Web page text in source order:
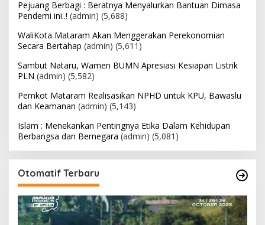
Pejuang Berbagi : Beratnya Menyalurkan Bantuan Dimasa
Pendemi ini..! (admin) (5,688)
WaliKota Mataram Akan Menggerakan Perekonomian
Secara Bertahap (admin) (5,611)
Sambut Nataru, Wamen BUMN Apresiasi Kesiapan Listrik
PLN (admin) (5,582)
Pemkot Mataram Realisasikan NPHD untuk KPU, Bawaslu
dan Keamanan (admin) (5,143)
Islam : Menekankan Pentingnya Etika Dalam Kehidupan
Berbangsa dan Bernegara (admin) (5,081)
Otomatif Terbaru